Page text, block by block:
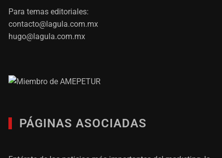
Para temas editoriales:
contacto@lagula.com.mx
hugo@lagula.com.mx
PÁGINAS ASOCIADAS